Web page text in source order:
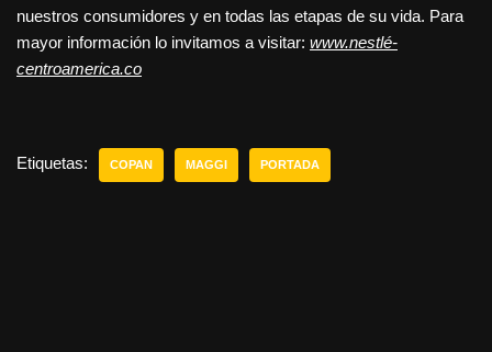
nuestros consumidores y en todas las etapas de su vida. Para
mayor información lo invitamos a visitar: www.nestlé-
centroamerica.co
Etiquetas: COPAN MAGGI PORTADA